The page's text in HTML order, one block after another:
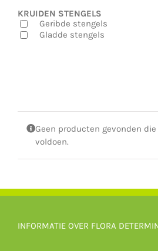
Geen producten gevonden
voldoen.
KRUIDEN STENGELS
Geribde stengels
Gladde stengels
INFORMATIE OVER FLORA